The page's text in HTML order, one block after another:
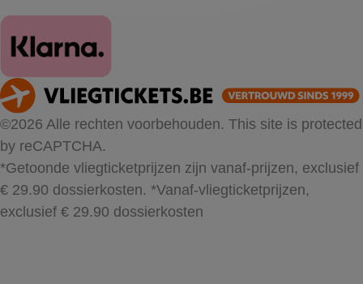
©2026 Alle rechten voorbehouden. This site is protected
by reCAPTCHA.
*Getoonde vliegticketprijzen zijn vanaf-prijzen, exclusief
€ 29.90 dossierkosten. *Vanaf-vliegticketprijzen,
exclusief € 29.90 dossierkosten